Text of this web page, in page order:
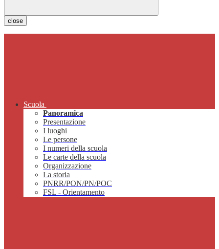
close
Scuola
Panoramica
Presentazione
I luoghi
Le persone
I numeri della scuola
Le carte della scuola
Organizzazione
La storia
PNRR/PON/PN/POC
FSL - Orientamento